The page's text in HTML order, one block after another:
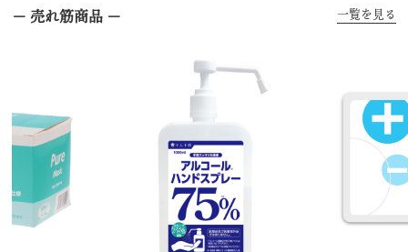
－ 売れ筋商品 － 一覧を見る